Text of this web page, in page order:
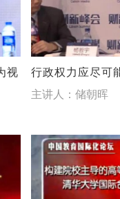
视
行政权力应尽可
主讲人：储朝晖